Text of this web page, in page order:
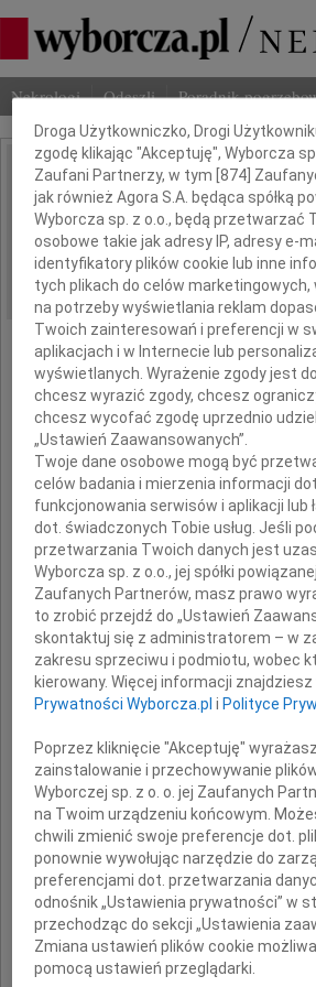
Nekrologi Odeszli Poradnik
IMIĘ I NAZWISKO: Ewa Tusk
REGION: Warszawa
DATA EMISJI: 09.04.2009
wyrazy
z
w imieniu
Dbamy o Twoją prywatność
Droga Użytkowniczko, Drogi
zgodę klikając "Akceptuję", Wyborcza
Zaufani Partnerzy, w tym [874 ]
jak również Agora S.A. będąca spółką
Wyborcza sp. z o.o., będą przetwarzać
osobowe takie jak adresy IP, adresy e-
identyfikatory plików cookie lub inne
tych plikach do celów
na potrzeby wyświetlania reklam
Twoich zainteresowań i preferencji w
aplikacjach i w Internecie lub
wyświetlanych. Wyrażenie zgody jest
chcesz wyrazić zgody, chcesz
chcesz wycofać zgodę uprzednio
„Ustawień Zaawansowanych”.
Twoje dane osobowe mogą być
celów badania i mierzenia informacji
funkcjonowania serwisów i aplikacji lub
dot. świadczonych Tobie usług. Jeśli
przetwarzania Twoich danych jest
Wyborcza sp. z o.o., jej spółki
Zaufanych Partnerów, masz prawo
to zrobić przejdź do „Ustawień
skontaktuj się z administratorem – w
zakresu sprzeciwu i podmiotu, wobec
kierowany. Więcej informacji znajdziesz
Prywatności Wyborcza.pl i Polityce
Poprzez kliknięcie "Akceptuję"
zainstalowanie i przechowywanie
Wyborczej sp. z o. o. jej Zaufanych
na Twoim urządzeniu końcowym.
chwili zmienić swoje preferencje dot.
ponownie wywołując narzędzie do
preferencjami dot. przetwarzania
odnośnik „Ustawienia prywatności” w
przechodząc do sekcji „Ustawienia
Zmiana ustawień plików cookie
pomocą ustawień przeglądarki.